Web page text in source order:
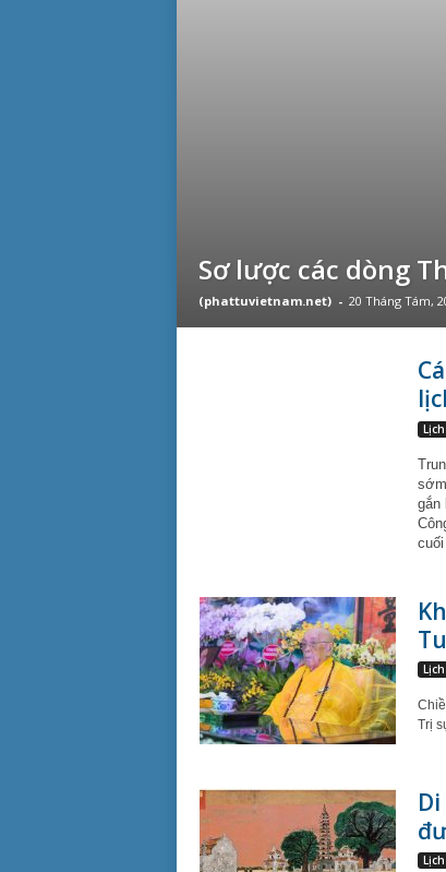
Sơ lược các dòng
(phattuvietnam.net) - 20 Tháng Tám,
gắn
Trị